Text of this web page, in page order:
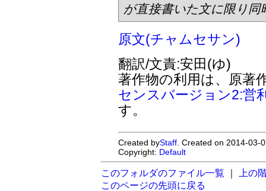
が直接書いた文に限り
原文(チャムセサン)
翻訳/文責:安田(ゆ)
著作物の利用は、原著
センスバージョン2:営
す。
Created byStaff. Created on 2014-03-
Copyright: Default
このフォルダのファイル一覧
上の
このページの先頭に戻る